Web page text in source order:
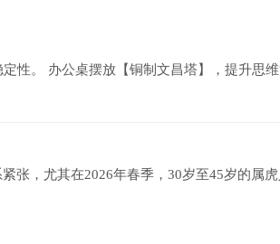
定性。 办公桌摆放【铜制文昌塔】，提升思
张，尤其在2026年春季，30岁至45岁的属